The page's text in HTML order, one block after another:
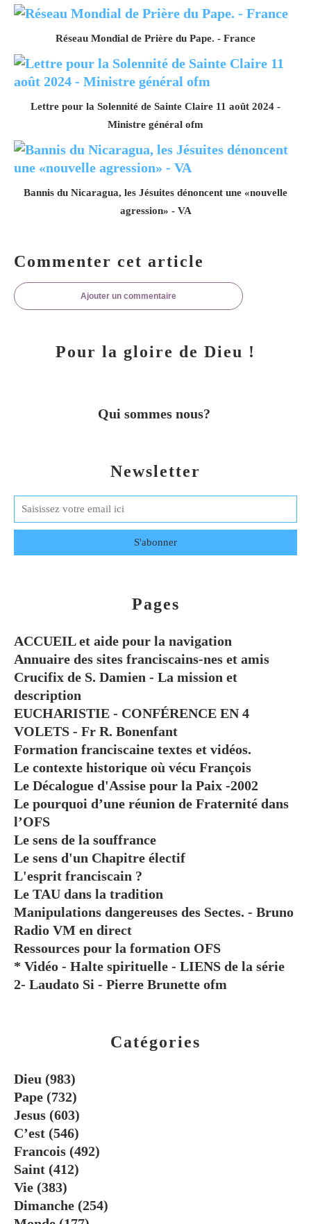
Réseau Mondial de Prière du Pape. - France
Lettre pour la Solennité de Sainte Claire 11 août 2024 -
Ministre général ofm
Bannis du Nicaragua, les Jésuites dénoncent une «nouvelle
agression» - VA
Commenter cet article
Ajouter un commentaire
Newsletter
Catégories
Dieu (983)
Pape (732)
Jesus (603)
C’est (546)
Francois (492)
Saint (412)
Vie (383)
Dimanche (254)
Pages
ACCUEIL et aide pour la navigation
Annuaire des sites franciscains-nes et amis
Crucifix de S. Damien - La mission et
description
EUCHARISTIE - CONFÉRENCE EN 4
VOLETS - Fr R. Bonenfant
Formation franciscaine textes et vidéos.
Le contexte historique où vécu François
Le Décalogue d'Assise pour la Paix -2002
Le pourquoi d’une réunion de Fraternité dans
l’OFS
Le sens de la souffrance
Le sens d'un Chapitre électif
L'esprit franciscain ?
Le TAU dans la tradition
Manipulations dangereuses des Sectes. - Bruno
Radio VM en direct
Ressources pour la formation OFS
* Vidéo - Halte spirituelle - LIENS de la série
2- Laudato Si - Pierre Brunette ofm
Pour la gloire de Dieu !
Qui sommes nous?